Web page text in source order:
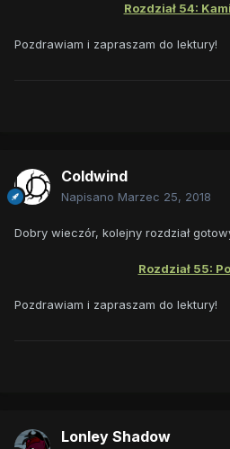
Rozdział 54:
Pozdrawiam i zapraszam do lektury!
Coldwind
Napisano Marzec 25, 2018
Dobry wieczór, kolejny rozdział
Rozdział 55:
Pozdrawiam i zapraszam do lektury!
Lonley Shadow